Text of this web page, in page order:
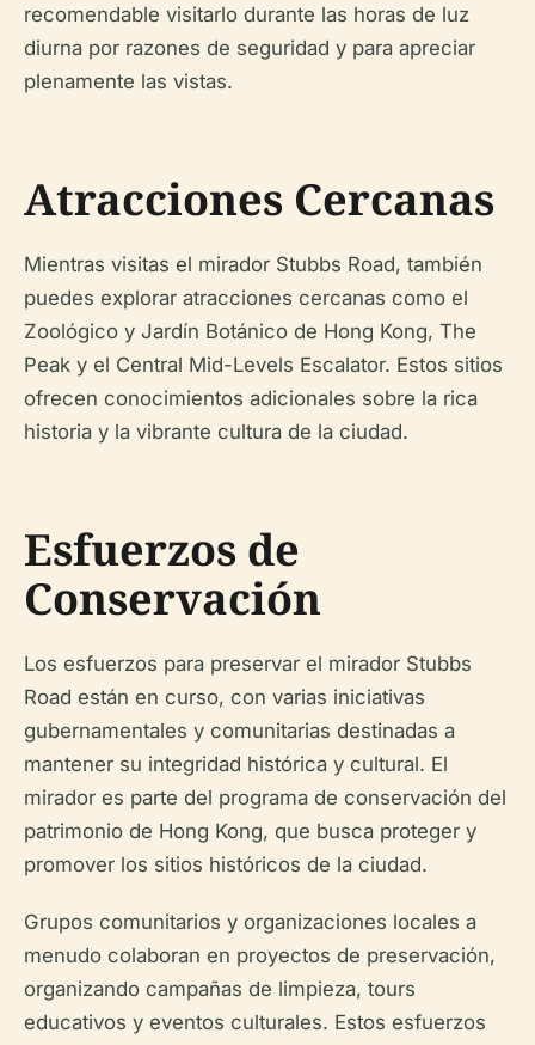
recomendable visitarlo durante las horas de luz
diurna por razones de seguridad y para apreciar
plenamente las vistas.
Atracciones Cercanas
Mientras visitas el mirador Stubbs Road, también
puedes explorar atracciones cercanas como el
Zoológico y Jardín Botánico de Hong Kong, The
Peak y el Central Mid-Levels Escalator. Estos sitios
ofrecen conocimientos adicionales sobre la rica
historia y la vibrante cultura de la ciudad.
Esfuerzos de
Conservación
Los esfuerzos para preservar el mirador Stubbs
Road están en curso, con varias iniciativas
gubernamentales y comunitarias destinadas a
mantener su integridad histórica y cultural. El
mirador es parte del programa de conservación del
patrimonio de Hong Kong, que busca proteger y
promover los sitios históricos de la ciudad.
Grupos comunitarios y organizaciones locales a
menudo colaboran en proyectos de preservación,
organizando campañas de limpieza, tours
educativos y eventos culturales. Estos esfuerzos